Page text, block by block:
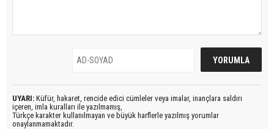
UYARI: Küfür, hakaret, rencide edici cümleler veya imalar, inançlara saldırı
içeren, imla kuralları ile yazılmamış,
Türkçe karakter kullanılmayan ve büyük harflerle yazılmış yorumlar
onaylanmamaktadır.